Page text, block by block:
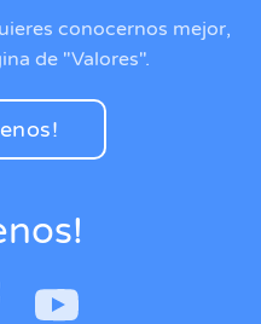
conocernos mejor,
de "Valores".